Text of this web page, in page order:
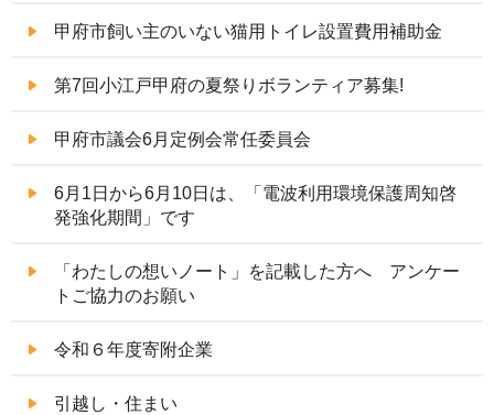
甲府市飼い主のいない猫用トイレ設置費用補助金
第7回小江戸甲府の夏祭りボランティア募集!
甲府市議会6月定例会常任委員会
6月1日から6月10日は、「電波利用環境保護周知啓
発強化期間」です
「わたしの想いノート」を記載した方へ アンケー
トご協力のお願い
令和６年度寄附企業
引越し・住まい